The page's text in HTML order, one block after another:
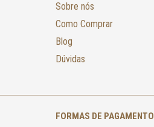
Sobre nós
Como Comprar
Blog
Dúvidas
FORMAS DE PAGAMENTO